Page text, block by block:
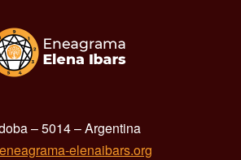
– 5014 – Argentina
elenaibars.org